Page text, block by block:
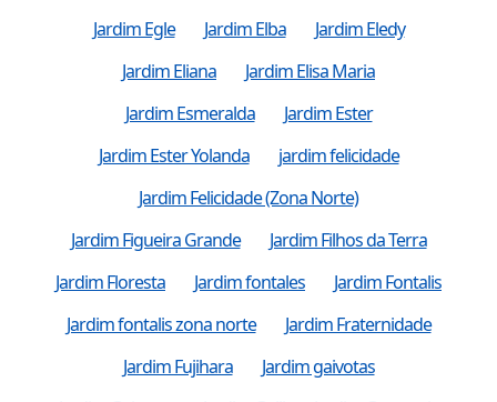
Jardim Egle
Jardim Elba
Jardim Eledy
Jardim Eliana
Jardim Elisa Maria
Jardim Esmeralda
Jardim Ester
Jardim Ester Yolanda
jardim felicidade
Jardim Felicidade (Zona Norte)
Jardim Figueira Grande
Jardim Filhos da Terra
Jardim Floresta
Jardim fontales
Jardim Fontalis
Jardim fontalis zona norte
Jardim Fraternidade
Jardim Fujihara
Jardim gaivotas